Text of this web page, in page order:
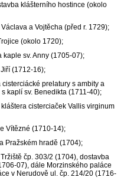
klášterního hostince (okolo
a Vojtěcha (před r. 1729);
(okolo 1720);
kaple sv. Anny (1705-07);
(1712-16);
prelatury s ambity a
kaplí sv. Benedikta (1711-40);
cisterciaček Vallis virginum
Vítězné (1710-14);
Pražském hradě (1704);
čp. 303/2 (1704), dostavba
07), dále Morzinského paláce
v Nerudově ul. čp. 214/20 (1716-